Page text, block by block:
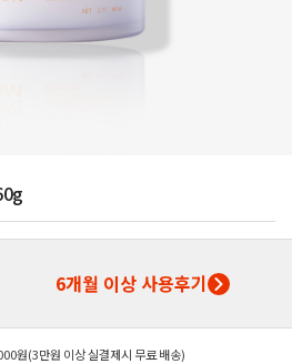
6개월 이상 사용후기
원(3만원 이상 실결제시 무료 배송)